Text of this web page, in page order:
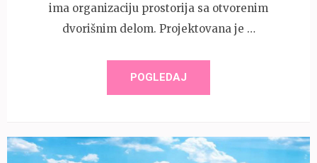
ima organizaciju prostorija sa otvorenim
dvorišnim delom. Projektovana je …
POGLEDAJ